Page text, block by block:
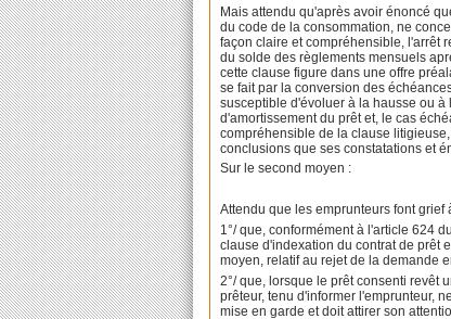
Mais attendu qu'après avoir énoncé
du code de la consommation, ne
façon claire et compréhensible, l'arrêt
du solde des règlements mensuels
cette clause figure dans une offre
se fait par la conversion des
susceptible d'évoluer à la hausse ou
d'amortissement du prêt et, le cas
compréhensible de la clause
conclusions que ses constatations et
Sur le second moyen :
Attendu que les emprunteurs font
1°/ que, conformément à l'article 624
clause d'indexation du contrat de prêt
moyen, relatif au rejet de la demande
2°/ que, lorsque le prêt consenti revêt
prêteur, tenu d'informer l'emprunteur,
mise en garde et doit attirer son